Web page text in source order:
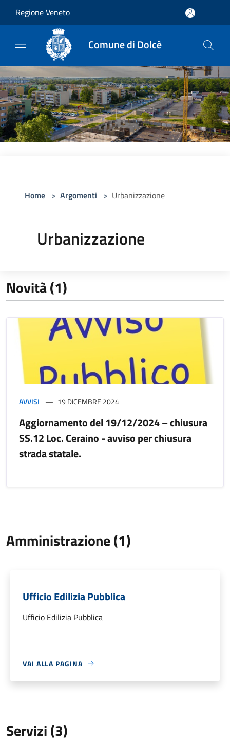
Regione Veneto
Comune di Dolcè
Home > Argomenti > Urbanizzazione
Urbanizzazione
Novità (1)
AVVISI 19 DICEMBRE 2024
Aggiornamento del 19/12/2024 – chiusura
SS.12 Loc. Ceraino - avviso per chiusura
strada statale.
Amministrazione (1)
Ufficio Edilizia Pubblica
Ufficio Edilizia Pubblica
VAI ALLA PAGINA
Servizi (3)